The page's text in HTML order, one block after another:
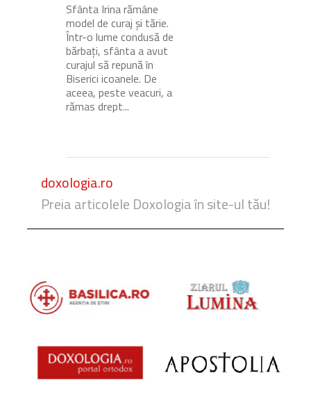
Sfânta Irina rămâne
model de curaj și tărie.
Într-o lume condusă de
bărbați, sfânta a avut
curajul să repună în
Biserici icoanele. De
aceea, peste veacuri, a
rămas drept...
doxologia.ro
Preia articolele Doxologia în site-ul tău!